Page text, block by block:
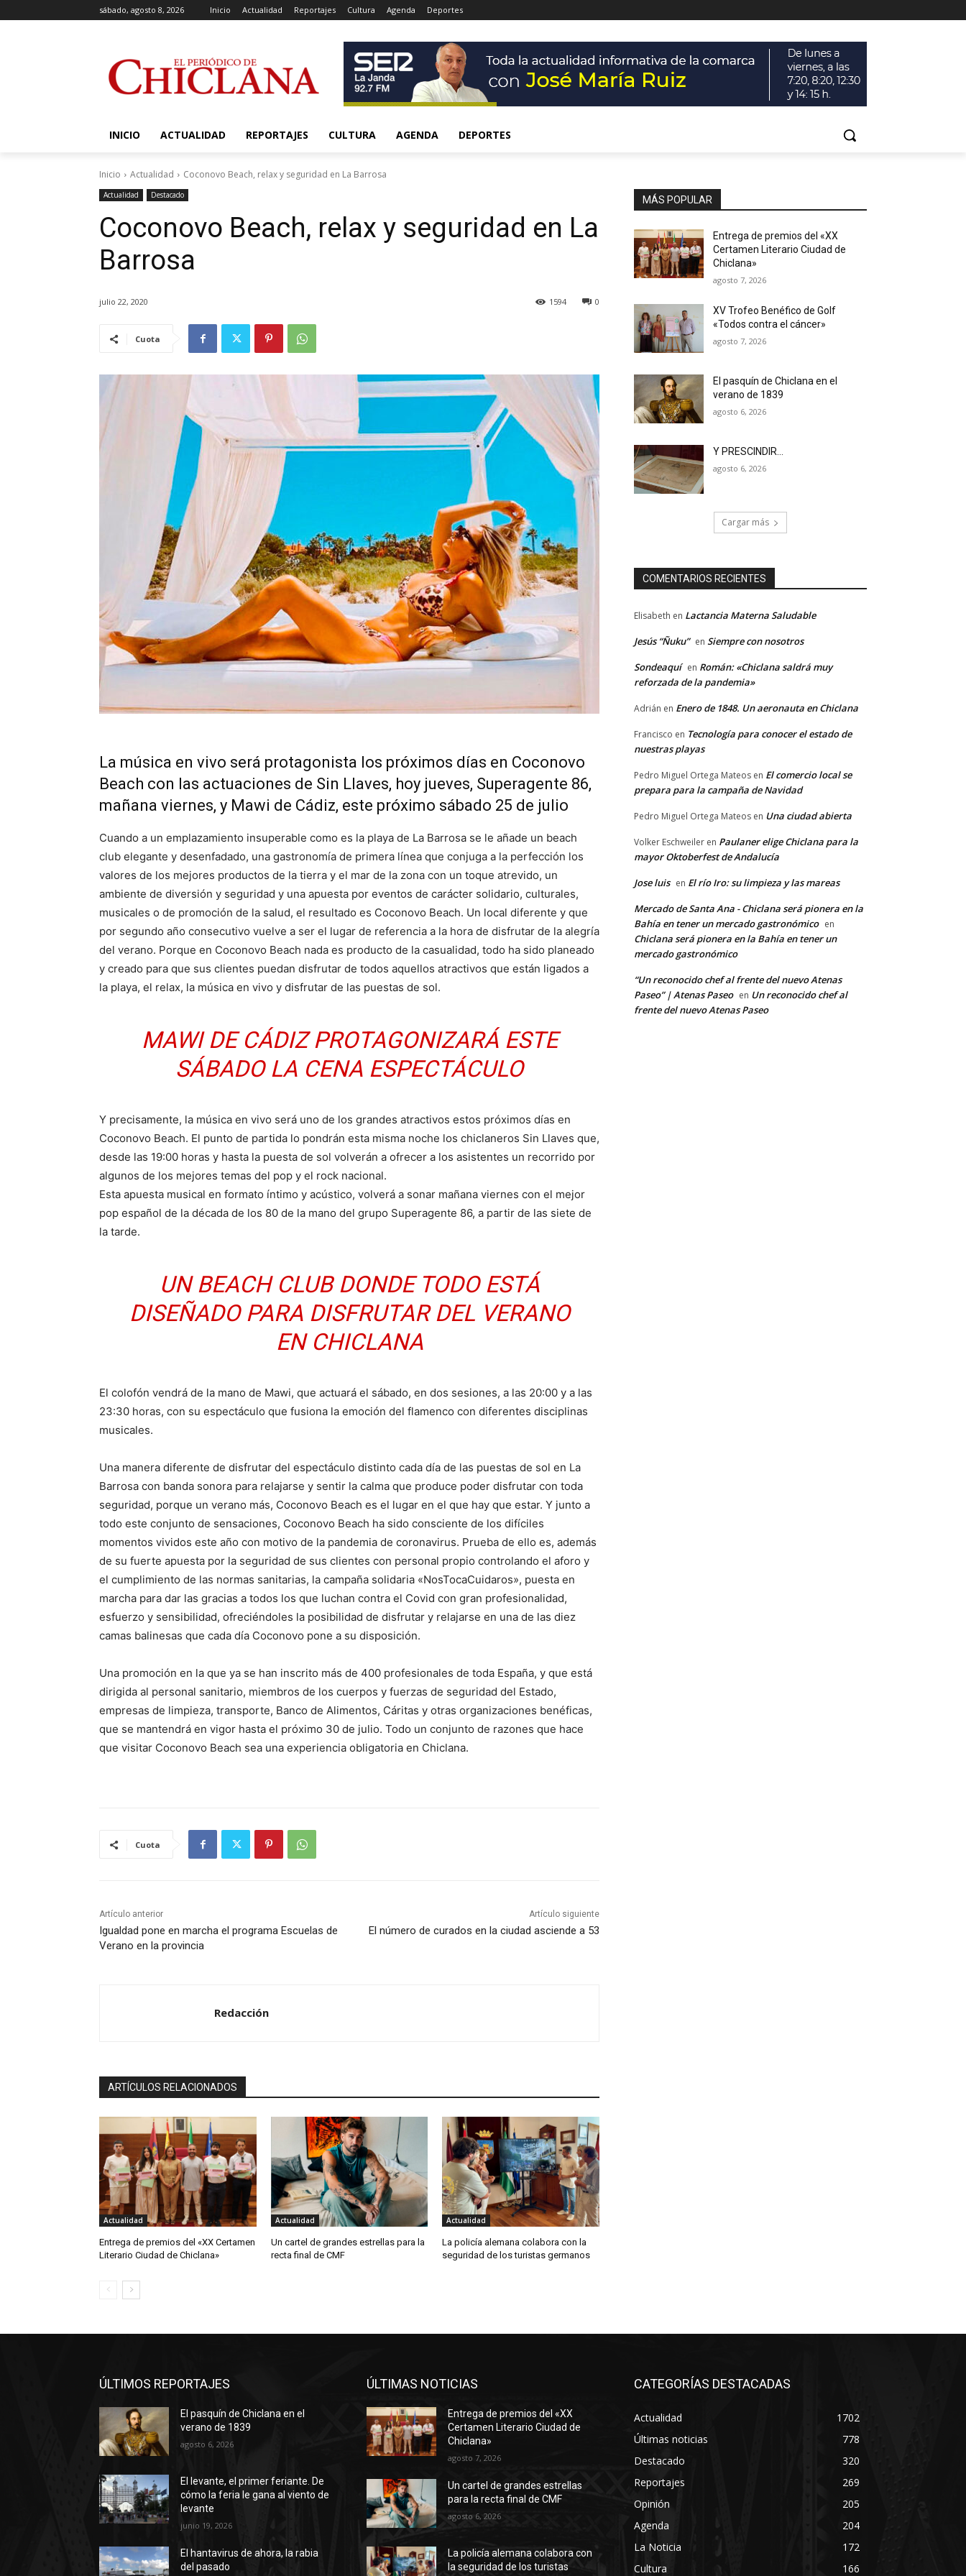
sábado, agosto 8, 2026 Inicio Actualidad Reportajes Cultura Agenda Deportes
INICIO ACTUALIDAD REPORTAJES CULTURA AGENDA DEPORTES
Inicio Actualidad Coconovo Beach, relax y seguridad en La Barrosa
Actualidad Destacado
Coconovo Beach, relax y seguridad en La
Barrosa
julio 22, 2020 0
1594
Cuota
La música en vivo será protagonista los próximos días en Coconovo
Beach con las actuaciones de Sin Llaves, hoy jueves, Superagente 86,
mañana viernes, y Mawi de Cádiz, este próximo sábado 25 de julio
Cuando a un emplazamiento insuperable como es la playa de La Barrosa se le añade un beach
club elegante y desenfadado, una gastronomía de primera línea que conjuga a la perfección los
valores de los mejores productos de la tierra y el mar de la zona con un toque atrevido, un
ambiente de diversión y seguridad y una apuesta por eventos de carácter solidario, culturales,
musicales o de promoción de la salud, el resultado es Coconovo Beach. Un local diferente y que
por segundo año consecutivo vuelve a ser el lugar de referencia a la hora de disfrutar de la alegría
del verano. Porque en Coconovo Beach nada es producto de la casualidad, todo ha sido planeado
y creado para que sus clientes puedan disfrutar de todos aquellos atractivos que están ligados a
la playa, el relax, la música en vivo y disfrutar de las puestas de sol.
MAWI DE CÁDIZ PROTAGONIZARÁ ESTE
SÁBADO LA CENA ESPECTÁCULO
Y precisamente, la música en vivo será uno de los grandes atractivos estos próximos días en
Coconovo Beach. El punto de partida lo pondrán esta misma noche los chiclaneros Sin Llaves que,
desde las 19:00 horas y hasta la puesta de sol volverán a ofrecer a los asistentes un recorrido por
algunos de los mejores temas del pop y el rock nacional.
Esta apuesta musical en formato íntimo y acústico, volverá a sonar mañana viernes con el mejor
pop español de la década de los 80 de la mano del grupo Superagente 86, a partir de las siete de
la tarde.
UN BEACH CLUB DONDE TODO ESTÁ
DISEÑADO PARA DISFRUTAR DEL VERANO
EN CHICLANA
El colofón vendrá de la mano de Mawi, que actuará el sábado, en dos sesiones, a las 20:00 y a las
23:30 horas, con su espectáculo que fusiona la emoción del flamenco con diferentes disciplinas
musicales.
Una manera diferente de disfrutar del espectáculo distinto cada día de las puestas de sol en La
Barrosa con banda sonora para relajarse y sentir la calma que produce poder disfrutar con toda
seguridad, porque un verano más, Coconovo Beach es el lugar en el que hay que estar. Y junto a
todo este conjunto de sensaciones, Coconovo Beach ha sido consciente de los difíciles
momentos vividos este año con motivo de la pandemia de coronavirus. Prueba de ello es, además
de su fuerte apuesta por la seguridad de sus clientes con personal propio controlando el aforo y
el cumplimiento de las normas sanitarias, la campaña solidaria «NosTocaCuidaros», puesta en
marcha para dar las gracias a todos los que luchan contra el Covid con gran profesionalidad,
esfuerzo y sensibilidad, ofreciéndoles la posibilidad de disfrutar y relajarse en una de las diez
camas balinesas que cada día Coconovo pone a su disposición.
Una promoción en la que ya se han inscrito más de 400 profesionales de toda España, y que está
dirigida al personal sanitario, miembros de los cuerpos y fuerzas de seguridad del Estado,
empresas de limpieza, transporte, Banco de Alimentos, Cáritas y otras organizaciones benéficas,
que se mantendrá en vigor hasta el próximo 30 de julio. Todo un conjunto de razones que hace
que visitar Coconovo Beach sea una experiencia obligatoria en Chiclana.
Cuota
Artículo anterior
Igualdad pone en marcha el programa Escuelas de
Verano en la provincia
Artículo siguiente
El número de curados en la ciudad asciende a 53
Redacción
ARTÍCULOS RELACIONADOS
Actualidad
Entrega de premios del «XX Certamen
Literario Ciudad de Chiclana»
Actualidad
Un cartel de grandes estrellas para la
recta final de CMF
Actualidad
La policía alemana colabora con la
seguridad de los turistas germanos
MÁS POPULAR
Entrega de premios del «XX
Certamen Literario Ciudad de
Chiclana»
agosto 7, 2026
XV Trofeo Benéfico de Golf
«Todos contra el cáncer»
agosto 7, 2026
El pasquín de Chiclana en el
verano de 1839
agosto 6, 2026
Y PRESCINDIR…
agosto 6, 2026
Cargar más
COMENTARIOS RECIENTES
Elisabeth en Lactancia Materna Saludable
Jesús “Ñuku” en Siempre con nosotros
Sondeaquí en Román: «Chiclana saldrá muy
reforzada de la pandemia»
Adrián en Enero de 1848. Un aeronauta en Chiclana
Francisco en Tecnología para conocer el estado de
nuestras playas
Pedro Miguel Ortega Mateos en El comercio local se
prepara para la campaña de Navidad
Pedro Miguel Ortega Mateos en Una ciudad abierta
Volker Eschweiler en Paulaner elige Chiclana para la
mayor Oktoberfest de Andalucía
Jose luis en El río Iro: su limpieza y las mareas
Mercado de Santa Ana - Chiclana será pionera en la
Bahía en tener un mercado gastronómico en
Chiclana será pionera en la Bahía en tener un
mercado gastronómico
“Un reconocido chef al frente del nuevo Atenas
Paseo” | Atenas Paseo en Un reconocido chef al
frente del nuevo Atenas Paseo
ÚLTIMOS REPORTAJES
El pasquín de Chiclana en el
verano de 1839
agosto 6, 2026
El levante, el primer feriante. De
cómo la feria le gana al viento de
levante
junio 19, 2026
El hantavirus de ahora, la rabia
del pasado
ÚLTIMAS NOTICIAS
Entrega de premios del «XX
Certamen Literario Ciudad de
Chiclana»
agosto 7, 2026
Un cartel de grandes estrellas
para la recta final de CMF
agosto 6, 2026
La policía alemana colabora con
la seguridad de los turistas
CATEGORÍAS DESTACADAS
Actualidad
1702
Últimas noticias
778
Destacado
320
Reportajes
269
Opinión
205
Agenda
204
La Noticia
172
Cultura
166